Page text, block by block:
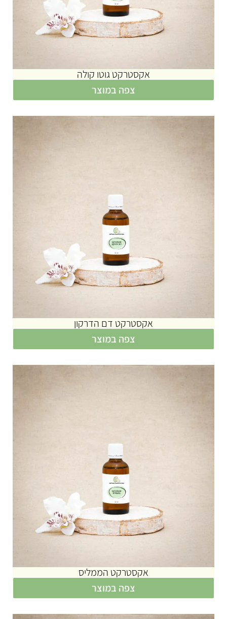
אקסטרקט גוטו קולה
צפה במוצר
אקסטרקט דם הדרקון
צפה במוצר
אקסטרקט הממליס
צפה במוצר